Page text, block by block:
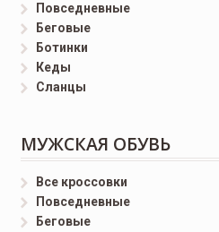
Повседневные
Беговые
Ботинки
Кеды
Сланцы
МУЖСКАЯ ОБУВЬ
Все кроссовки
Повседневные
Беговые